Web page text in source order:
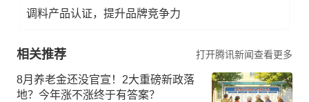
调料产品认证，提升品牌竞争力
相关推荐 打开腾讯新闻查看更多
8月养老金还没官宣！2大重磅新政落
地？今年涨不涨终于有答案？